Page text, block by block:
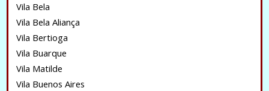
Vila Bela
Vila Bela Aliança
Vila Bertioga
Vila Buarque
Vila Matilde
Vila Buenos Aires